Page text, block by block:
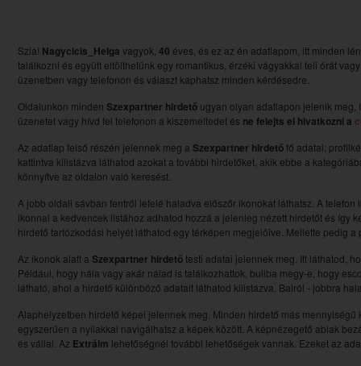
Szia! Nagycicis_Helga vagyok, 40 éves, és ez az én adatlapom, itt minden
találkozni és együtt eltölthetünk egy romantikus, érzéki vágyakkal teli órát
üzenetben vagy telefonon és választ kaphatsz minden kérdésedre.
Oldalunkon minden Szexpartner hirdető ugyan olyan adatlapon jelenik
üzenetet vagy hívd fel telefonon a kiszemeltedet és ne felejts el hivatkozni a
Az adatlap felső részén jelennek meg a Szexpartner hirdetőfő adatai:
kattintva kilistázva láthatod azokat a további hirdetőket, akik ebbe a
könnyítve az oldalon való keresést.
A jobb oldali sávban fentről lefelé haladva előszőr ikonokat láthatsz. A
ikonnal a kedvencek listához adhatod hozzá a jelenleg nézett hirdetőt és így
hirdető tartózkodási helyét láthatod egy térképen megjelölve. Mellette pedig
Az ikonok alatt a Szexpartner hirdetőtesti adatai jelennek meg. Itt láthatod,
Például, hogy nála vagy akár nálad is találkozhattok, buliba megy-e, hogy
látható, ahol a hirdető különböző adatait láthatod kilistázva. Balról - jobbra
Alaphelyzetben hirdető képei jelennek meg. Minden hirdető más
egyszerűen a nyilakkal navigálhatsz a képek között. A képnézegető ablak
és vállal. Az Extráim lehetőségnél további lehetőségek vannak. Ezeket az